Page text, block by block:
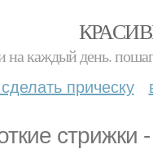
на каждый день.
прическу
стрижки